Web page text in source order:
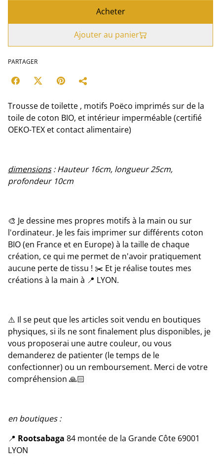
Acheter
Ajouter au panier
PARTAGER
Trousse de toilette , motifs Poëco imprimés sur de la
toile de coton BIO, et intérieur imperméable (certifié
OEKO-TEX et contact alimentaire)
dimensions: Hauteur 16cm, longueur 25cm,
profondeur 10cm
🎨 Je dessine mes propres motifs à la main ou sur
l'ordinateur. Je les fais imprimer sur différents coton
BIO (en France et en Europe) à la taille de chaque
création, ce qui me permet de n'avoir pratiquement
aucune perte de tissu ! ✂️ Et je réalise toutes mes
créations à la main à 📍 LYON.
⚠️ Il se peut que les articles soit vendu en boutiques
physiques, si ils ne sont finalement plus disponibles, je
vous proposerai une autre couleur, ou vous
demanderez de patienter (le temps de le
confectionner) ou un remboursement. Merci de votre
compréhension 🙏🏻
en boutiques :
📍 Rootsabaga 84 montée de la Grande Côte 69001
LYON